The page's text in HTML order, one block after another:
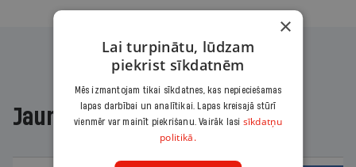
Jaunākajā žurnālā
×
Lai turpinātu, lūdzam
piekrist sīkdatnēm
Mēs izmantojam tikai sīkdatnes, kas nepieciešamas
lapas darbībai un analītikai. Lapas kreisajā stūrī
vienmēr var mainīt piekrišanu. Vairāk lasi sīkdatņu
politikā.